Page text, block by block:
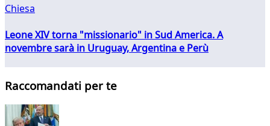
Chiesa
Leone XIV torna "missionario" in Sud America. A
novembre sarà in Uruguay, Argentina e Perù
Raccomandati per te